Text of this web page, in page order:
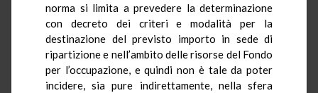
norma si limita a prevedere la determinazione
con decreto dei criteri e modalità per la
destinazione del previsto importo in sede di
ripartizione e nell’ambito delle risorse del Fondo
per l’occupazione, e quindi non è tale da poter
incidere, sia pure indirettamente, nella sfera